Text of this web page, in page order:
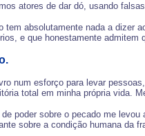
atores de dar dó, usando
tem absolutamente nada a dizer
e que honestamente admitem
num esforço para levar
total em minha própria vida.
de poder sobre o pecado me
sobre a condição humana da